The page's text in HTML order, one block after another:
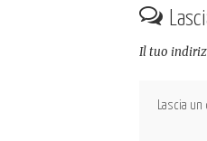
Il tuo